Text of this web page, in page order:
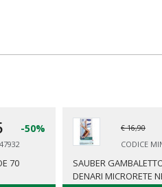
-50%
70
€ 16,90
CODICE
SAUBER
DENARI MICRORETE